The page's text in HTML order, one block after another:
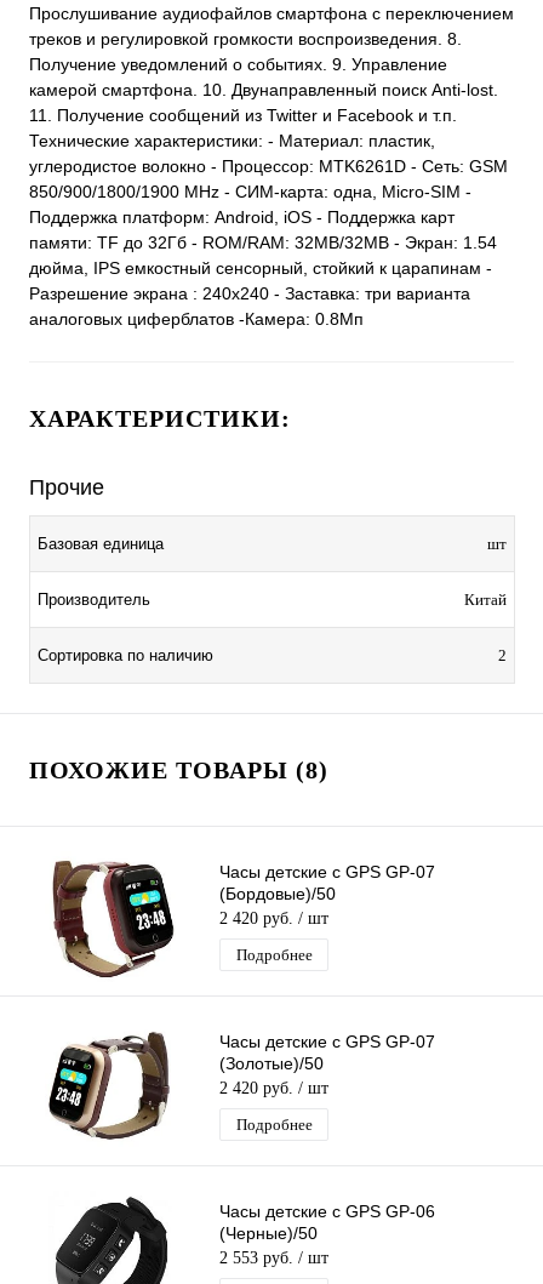
Прослушивание аудиофайлов смартфона с переключением
треков и регулировкой громкости воспроизведения. 8.
Получение уведомлений о событиях. 9. Управление
камерой смартфона. 10. Двунаправленный поиск Anti-lost.
11. Получение сообщений из Twitter и Facebook и т.п.
Технические характеристики: - Материал: пластик,
углеродистое волокно - Процессор: MTK6261D - Сеть: GSM
850/900/1800/1900 MHz - СИМ-карта: одна, Micro-SIM -
Поддержка платформ: Android, iOS - Поддержка карт
памяти: TF до 32Гб - ROM/RAM: 32MB/32MB - Экран: 1.54
дюйма, IPS емкостный сенсорный, стойкий к царапинам -
Разрешение экрана : 240х240 - Заставка: три варианта
аналоговых циферблатов -Камера: 0.8Мп
ХАРАКТЕРИСТИКИ:
Прочие
Базовая единица шт
Производитель Китай
Сортировка по наличию 2
ПОХОЖИЕ ТОВАРЫ (8)
Часы детские с GPS GP-07
(Бордовые)/50
2 420 руб. / шт
Подробнее
Часы детские с GPS GP-07
(Золотые)/50
2 420 руб. / шт
Подробнее
Часы детские с GPS GP-06
(Черные)/50
2 553 руб. / шт